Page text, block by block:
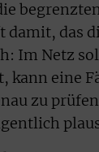
das
Im Netz
kann eine
zu